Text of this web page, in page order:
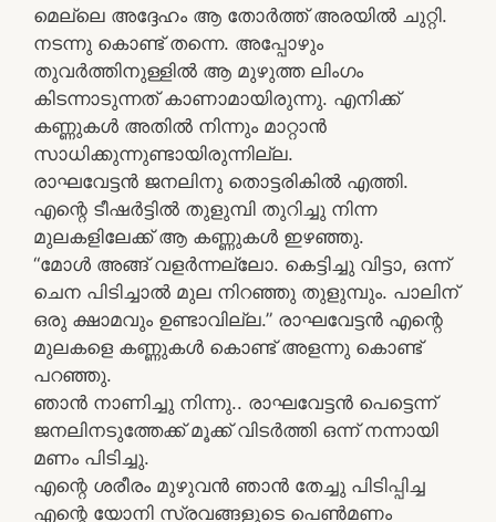
മെല്ലെ അദ്ദേഹം ആ തോര്‍ത്ത്‌ അരയിൽ ചുറ്റി.
നടന്നു കൊണ്ട്‌ തന്നെ. അപ്പോഴും
തുവര്‍ത്തിനുള്ളിൽ ആ മുഴുത്ത ലിംഗം
കിടന്നാടുന്നത്‌ കാണാമായിരുന്നു. എനിക്ക്‌
കണ്ണുകള്‍ അതില്‍ നിന്നും മാറ്റാന്‍
സാധിക്കുന്നുണ്ടായിരുന്നില്ല.
രാഘവേട്ടന്‍ ജനലിനു തൊട്ടരികിൽ എത്തി.
എന്റെ ടീഷര്‍ട്ടിൽ തുളുമ്പി തുറിച്ചു നിന്ന
മുലകളിലേക്ക്‌ ആ കണ്ണുകൾ ഇഴഞ്ഞു.
“മോൾ അങ്ങ് വളര്‍ന്നല്ലോ. കെട്ടിച്ചു വിട്ടാ, ഒന്ന്‌
ചെന പിടിച്ചാൽ മുല നിറഞ്ഞു തുളുമ്പും. പാലിന്‌
ഒരു ക്ഷാമവും ഉണ്ടാവില്ല.” രാഘവേട്ടന്‍ എന്റെ
മുലകളെ കണ്ണുകൾ കൊണ്ട്‌ അളന്നു കൊണ്ട്‌
പറഞ്ഞു.
ഞാന്‍ നാണിച്ചു നിന്നു.. രാഘവേട്ടന്‍ പെട്ടെന്ന്‌
ജനലിനടുത്തേക്ക്‌ മൂക്ക്‌ വിടര്‍ത്തി ഒന്ന്‌ നന്നായി
മണം പിടിച്ചു.
എന്റെ ശരീരം മുഴുവന്‍ ഞാന്‍ തേച്ചു പിടിപ്പിച്ച
എന്റെ യോനി സ്രവങ്ങളുടെ പെണ്‍മണം